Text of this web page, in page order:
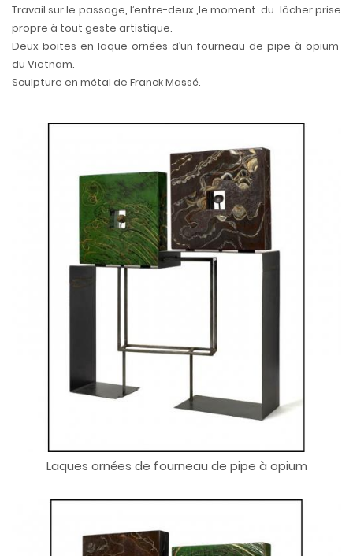
Travail sur le passage, l’entre-deux ,le moment du lâcher prise
propre à tout geste artistique.
Deux boites en laque ornées d’un fourneau de pipe à opium
du Vietnam.
Sculpture en métal de Franck Massé.
Laques ornées de fourneau de pipe à opium